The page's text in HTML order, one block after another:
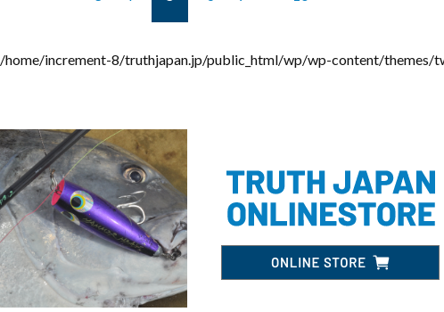
/home/increment-8/truthjapan.jp/public_html/wp/wp-content/themes/